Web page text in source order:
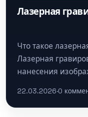
Лазерная
Что такое
Лазерная
нанесения
22.03.2026·0